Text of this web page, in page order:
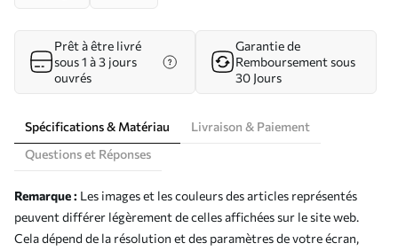
Prêt à être livré
sous 1 à 3 jours
ouvrés
Garantie de
Remboursement sous
30 Jours
Spécifications & Matériau
Livraison & Paiement
Questions et Réponses
Remarque : Les images et les couleurs des articles représentés
peuvent différer légèrement de celles affichées sur le site web.
Cela dépend de la résolution et des paramètres de votre écran,